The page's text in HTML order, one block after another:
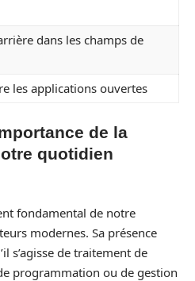
dans les champs de
les applications ouvertes
de la
quotidien
fondamental de notre
modernes. Sa présence
s’agisse de traitement de
programmation ou de gestion